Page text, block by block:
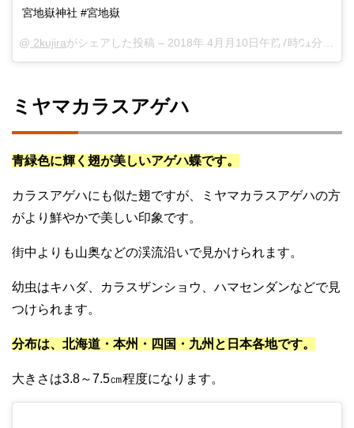
宮地嶽神社 #宮地嶽
@ 2kujiraがシェアした投稿 – 2018年 4月月10日午前7時01分PDT
ミヤマカラスアゲハ
青緑色に輝く翅が美しいアゲハ蝶です。
カラスアゲハにも似た翅ですが、ミヤマカラスアゲハの方
がより鮮やかで美しい印象です。
街中よりも山奥などの渓流沿いで見かけられます。
幼虫はキハダ、カラスザンショウ、ハマセンダンなどで見
つけられます。
分布は、北海道・本州・四国・九州と日本各地です。
大きさは3.8～7.5㎝程度になります。